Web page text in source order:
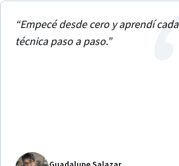
“Empecé desde cero y aprendí cada
técnica paso a paso.”